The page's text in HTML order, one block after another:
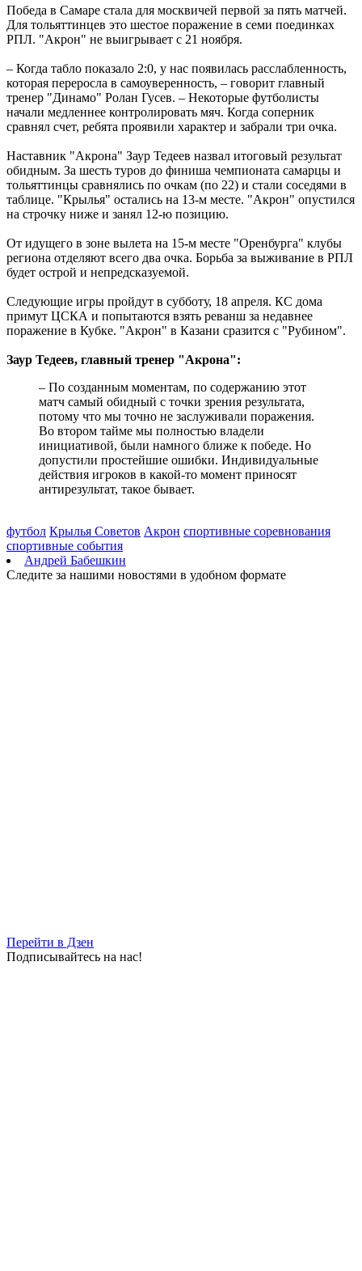
В ГД предложили увеличить МРОТ до 50 000 рублей
07.08.2026 | 17:25
Победа в Самаре стала для москвичей первой за пять матчей.
Для тольяттинцев это шестое поражение в семи поединках
РПЛ. "Акрон" не выигрывает с 21 ноября.
– Когда табло показало 2:0, у нас появилась расслабленность,
которая переросла в самоуверенность, – говорит главный
тренер "Динамо" Ролан Гусев. – Некоторые футболисты
начали медленнее контролировать мяч. Когда соперник
сравнял счет, ребята проявили характер и забрали три очка.
Наставник "Акрона" Заур Тедеев назвал итоговый результат
обидным. За шесть туров до финиша чемпионата самарцы и
тольяттинцы сравнялись по очкам (по 22) и стали соседями в
таблице. "Крылья" остались на 13-м месте. "Акрон" опустился
на строчку ниже и занял 12-ю позицию.
От идущего в зоне вылета на 15-м месте "Оренбурга" клубы
региона отделяют всего два очка. Борьба за выживание в РПЛ
будет острой и непредсказуемой.
Следующие игры пройдут в субботу, 18 апреля. КС дома
примут ЦСКА и попытаются взять реванш за недавнее
поражение в Кубке. "Акрон" в Казани сразится с "Рубином".
Заур Тедеев, главный тренер "Акрона":
– По созданным моментам, по содержанию этот
матч самый обидный с точки зрения результата,
потому что мы точно не заслуживали поражения.
Во втором тайме мы полностью владели
инициативой, были намного ближе к победе. Но
допустили простейшие ошибки. Индивидуальные
действия игроков в какой-то момент приносят
антирезультат, такое бывает.
футбол Крылья Советов Акрон спортивные соревнования
спортивные события
Андрей Бабешкин
Следите за нашими новостями в удобном формате
Перейти в Дзен
Подписывайтесь на нас!